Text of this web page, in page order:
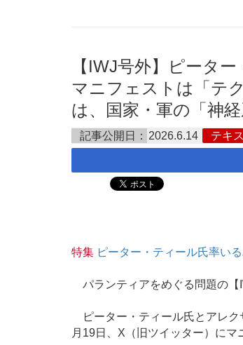
【IWJ号外】ピータ
マニフェストは「テ
は、国家・軍の「神
記事公開日： 2026.6.14 テキ
特集 ピーター・ティール氏率い
パランティアをめぐる問題の【
ピーター・ティール氏とアレク
月19日、X（旧ツイッター）にマ